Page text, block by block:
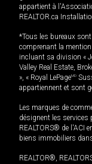
appartient à
REALTOR.ca
*Tous les bureaux
comprenant la
incluant sa division «
Valley Real Estate,
», « Royal LePageMD
appartiennent et sont
Les marques de
désignent les services
REALTORS® de l'ACI
biens immobiliers
REALTOR®,